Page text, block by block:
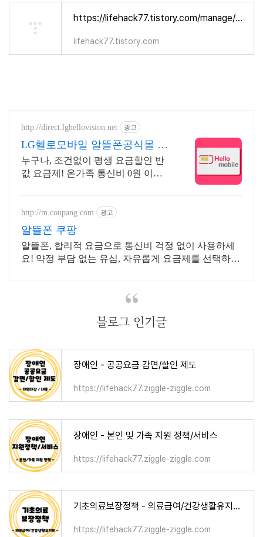
https://lifehack77.tistory.com/manage/newpost/3?returnURL=https%3A%2F%2Flifehack77.tistory.com%2Fmanage%2Fposts&type=post
lifehack77.tistory.com
http://direct.lghellovision.net 광고
LG헬로모바일 알뜰폰공식몰 편
의점 유심, 이심 즉시개통
누구나, 조건없이 평생 요금할인 반
값 요금제! 온가족 통신비 0원 이벤
http://m.coupang.com 광고
알뜰폰 쿠팡
알뜰폰, 합리적 요금으로 통신비 걱정 없이 사용하세
요! 약정 부담 없는 유심, 자유롭게 요금제를 선택하고
블로그 인기글
장애인 - 공공요금 감면/할인 제도
https://lifehack77.ziggle-ziggle.com
장애인 - 본인 및 가족 지원 정책/서비스
https://lifehack77.ziggle-ziggle.com
기초의료보장정책 - 의료급여/건강생활유지비/요양비/임신출산진료비
https://lifehack77.ziggle-ziggle.com